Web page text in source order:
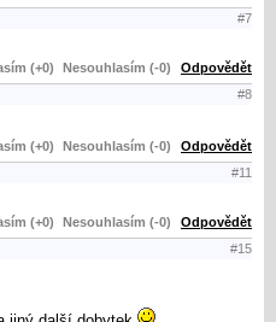
#7
(+0) Nesouhlasím (-0) Odpovědět
#8
(+0) Nesouhlasím (-0) Odpovědět
#11
(+0) Nesouhlasím (-0) Odpovědět
#15